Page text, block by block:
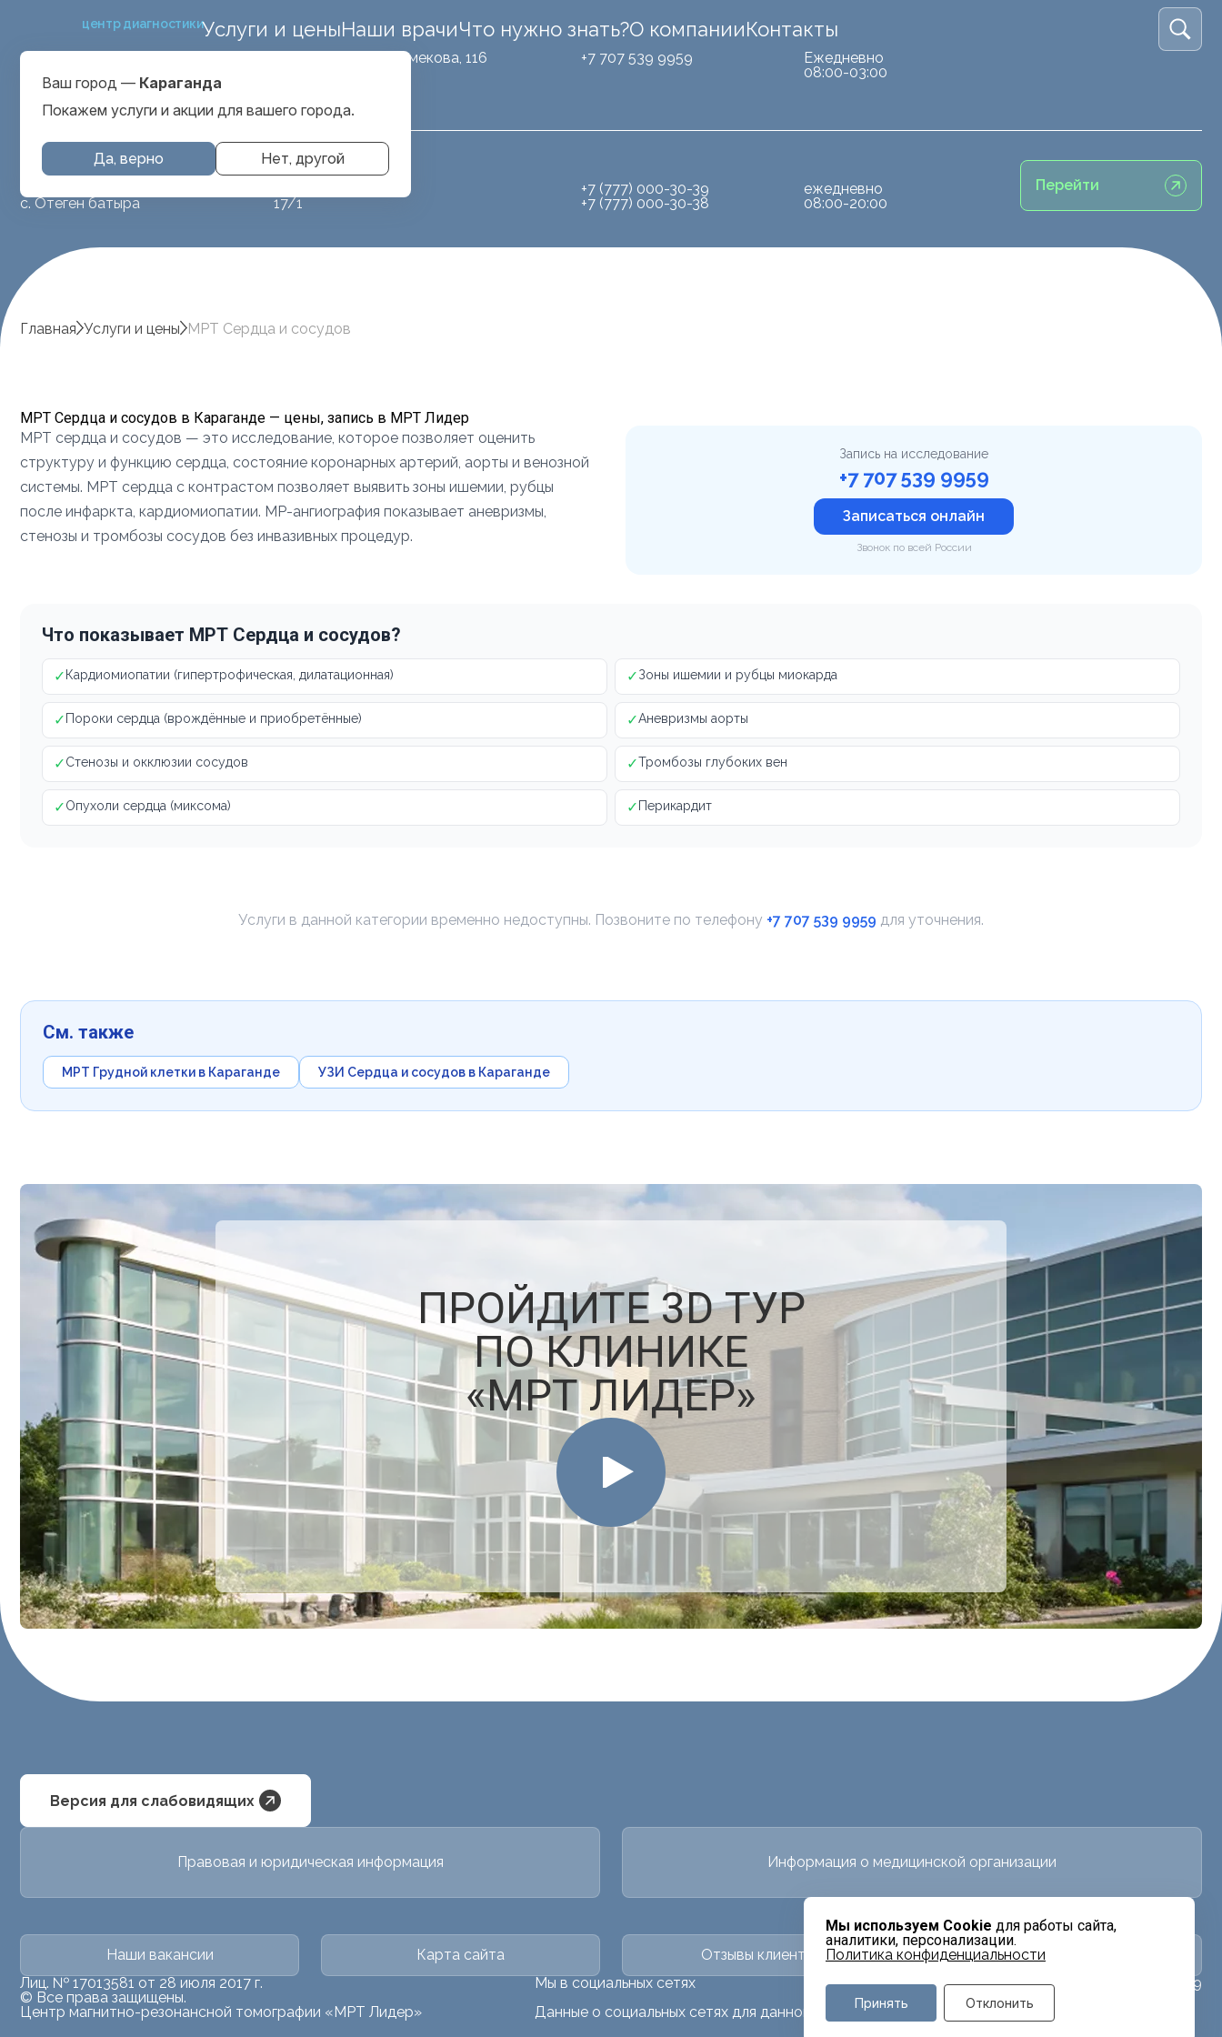
центр диагностикиУслуги и ценыНаши врачиЧто нужно знать?О компанииКонтакты
Выбрать город
Караганда
МРТ животным
с. Отеген батыра
улица Алимхана Ермекова, 116
17/1
+7 707 539 9959
+7 (777) 000-30-39
+7 (777) 000-30-38
Ежедневно
08:00-03:00
ежедневно
08:00-20:00
Перейти
Ваш город — Караганда
Покажем услуги и акции для вашего города.
Да, верно Нет, другой
Мы используем Cookie для работы сайта,
аналитики, персонализации.
Политика конфиденциальности
Принять Отклонить
Главная Услуги и цены МРТ Сердца и сосудов
МРТ Сердца и сосудов в Караганде — цены, запись в МРТ Лидер
МРТ сердца и сосудов — это исследование, которое позволяет оценить
структуру и функцию сердца, состояние коронарных артерий, аорты и венозной
системы. МРТ сердца с контрастом позволяет выявить зоны ишемии, рубцы
после инфаркта, кардиомиопатии. МР-ангиография показывает аневризмы,
стенозы и тромбозы сосудов без инвазивных процедур.
Запись на исследование
+7 707 539 9959
Записаться онлайн
Звонок по всей России
Что показывает МРТ Сердца и сосудов?
✓ Кардиомиопатии (гипертрофическая, дилатационная) ✓Зоны ишемии и рубцы миокарда
✓ Пороки сердца (врождённые и приобретённые) ✓Аневризмы аорты
✓Стенозы и окклюзии сосудов ✓Тромбозы глубоких вен
✓Опухоли сердца (миксома) ✓ Перикардит
Услуги в данной категории временно недоступны. Позвоните по телефону +7 707 539 9959 для уточнения.
См. также
МРТ Грудной клетки в Караганде УЗИ Сердца и сосудов в Караганде
ПРОЙДИТЕ 3D ТУР
ПО КЛИНИКЕ
«МРТ ЛИДЕР»
Версия для слабовидящих
Правовая и юридическая информация
Наши вакансии Карта сайта
Информация о медицинской организации
Отзывы клиентов
Заявка на налоговый вычет
Лиц. № 17013581 от 28 июля 2017 г.
© Все права защищены.
Центр магнитно-резонансной томографии «МРТ Лидер»
Мы в социальных сетях
Данные о социальных сетях для данного филиала отсутствуют
+7 707 539 9959